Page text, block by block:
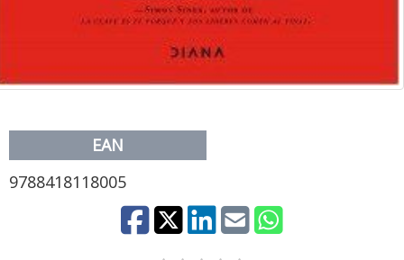
EAN
9788418118005